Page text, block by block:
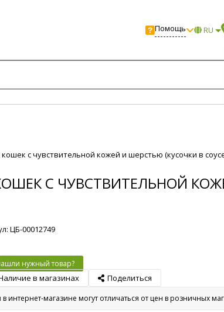
Помощь RU
с чувствительной кожей и шерстью (кусочки в
КОШЕК С ЧУВСТВИТЕЛЬНОЙ
ЦБ-00012749
нужный товар?
в магазинах Поделиться
интернет-магазине могут отличаться от цен в розничных